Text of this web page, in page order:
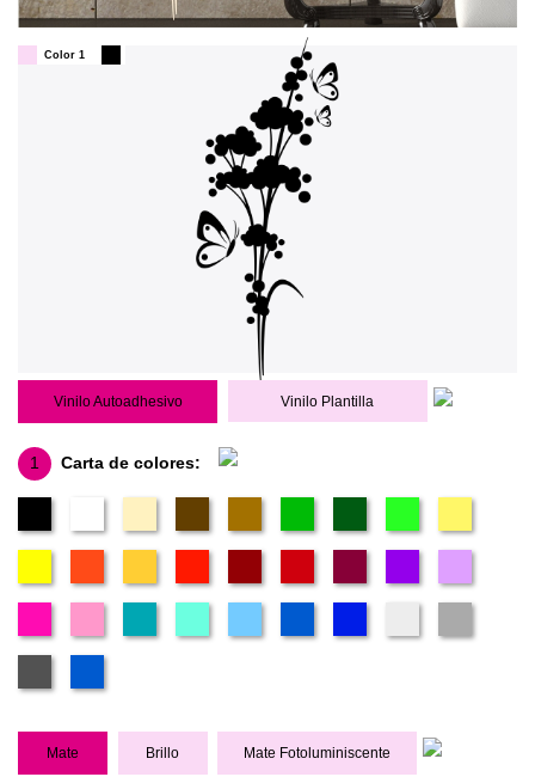
Color 1
Vinilo Autoadhesivo Vinilo Plantilla
1 Carta de colores:
Mate Brillo Mate Fotoluminiscente